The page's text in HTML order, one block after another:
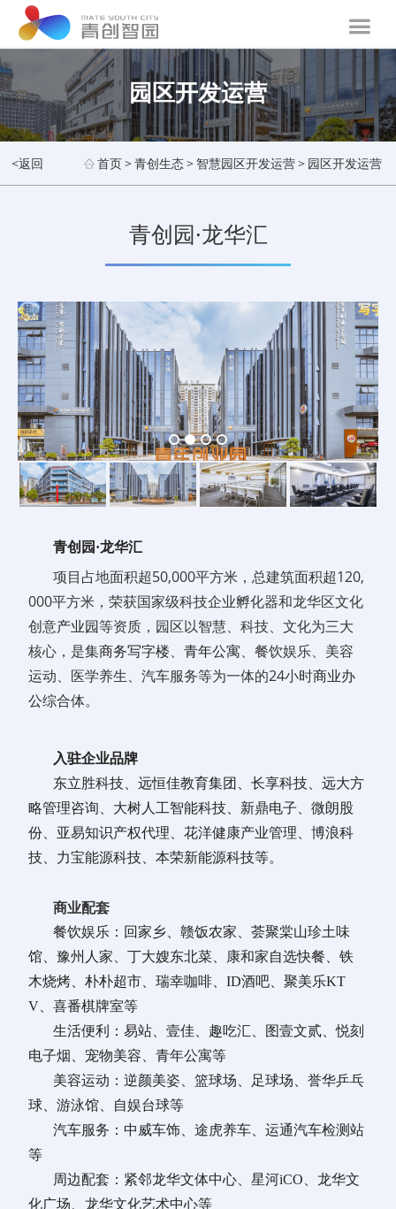
园区开发运营
<返回 首页>青创生态> 智慧园区开发运营> 园区开发运营
青创园·龙华汇
青创园·龙华汇
项目占地面积超50,000平方米，总建筑面积超120,
000平方米，荣获国家级科技企业孵化器和龙华区文化
创意产业园等资质，园区以智慧、科技、文化为三大
核心，是集商务写字楼、青年公寓、餐饮娱乐、美容
运动、医学养生、汽车服务等为一体的24小时商业办
公综合体。
入驻企业品牌
东立胜科技、远恒佳教育集团、长享科技、远大方
略管理咨询、大树人工智能科技、新鼎电子、微朗股
份、亚易知识产权代理、花洋健康产业管理、博浪科
技、力宝能源科技、本荣新能源科技等。
商业配套
餐饮娱乐：回家乡、赣饭农家、荟聚棠山珍土味
馆、豫州人家、丁大嫂东北菜、康和家自选快餐、铁
木烧烤、朴朴超市、瑞幸咖啡、ID酒吧、聚美乐KT
V、喜番棋牌室等
生活便利：易站、壹佳、趣吃汇、图壹文贰、悦刻
电子烟、宠物美容、青年公寓等
美容运动：逆颜美姿、篮球场、足球场、誉华乒乓
球、游泳馆、 自娱台球等
汽车服务：中威车饰、途虎养车、运通汽车检测站
等
周边配套：紧邻龙华文体中心、星河iCO、龙华文
化广场、龙华文化艺术中心等